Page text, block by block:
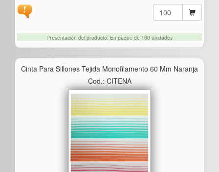
Presentación del producto: Empaque de 100 unidades
Cinta Para Sillones Tejida Monofilamento 60 Mm Naranja
Cod.: CITENA